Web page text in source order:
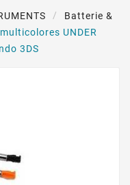
Batterie &
UNDER
3DS